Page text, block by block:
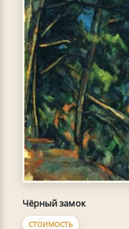
Чёрный замок
СТОИМОСТЬ